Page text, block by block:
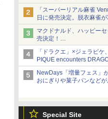
8月7日発売
「特製ガーリックマヨソ
型チーズバーガー
「スーパーリアル麻雀
日に発売決定。脱衣麻雀
発売から2週間は20%オフ
マクドナルド、ハッピー
売決定！
ポケモン30周年記念で30
「ドラクエ」×ジェラピケ
PIQUE encounters
本日発売
アイスカップに入ったスラ
ビーサタンなどがオリジ
NewDays「増量フェス」
おにぎりや菓子パンなど
Special Site